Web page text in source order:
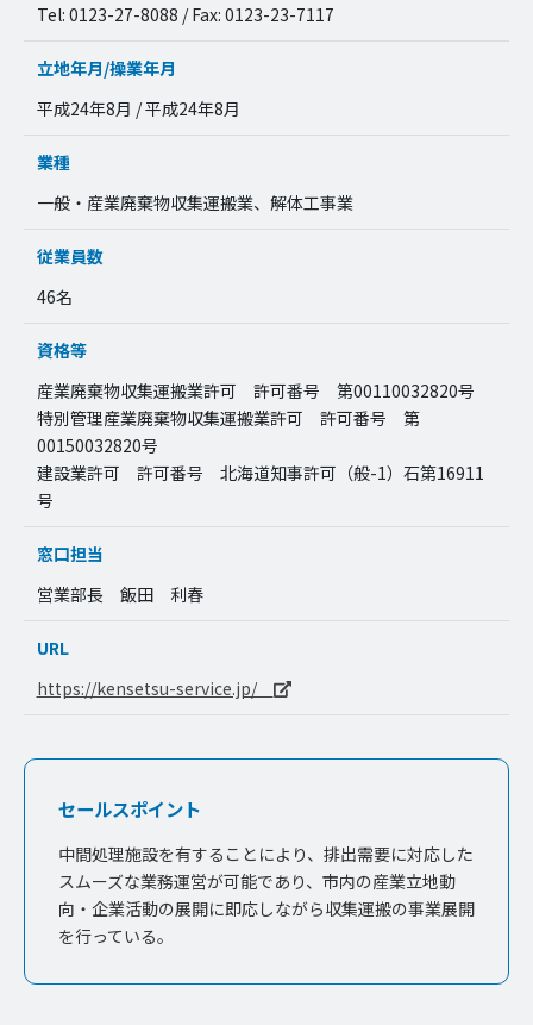
Tel: 0123-27-8088 / Fax: 0123-23-7117
立地年月/操業年月
平成24年8月 / 平成24年8月
業種
一般・産業廃棄物収集運搬業、解体工事業
従業員数
46名
資格等
産業廃棄物収集運搬業許可 許可番号 第00110032820号
特別管理産業廃棄物収集運搬業許可 許可番号 第
00150032820号
建設業許可 許可番号 北海道知事許可（般-1）石第16911
号
窓口担当
営業部長 飯田 利春
URL
https://kensetsu-service.jp/
セールスポイント
中間処理施設を有することにより、排出需要に対応した
スムーズな業務運営が可能であり、市内の産業立地動
向・企業活動の展開に即応しながら収集運搬の事業展開
を行っている。